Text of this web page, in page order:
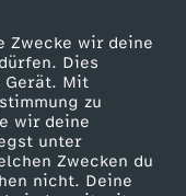
Zwecke wir deine
Dies
Mit
zu
wir deine
unter
Zwecken du
nicht. Deine